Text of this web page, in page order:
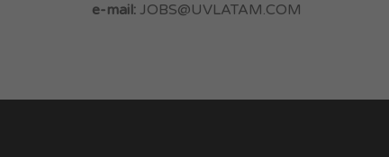
e-mail: JOBS@UVLATAM.COM